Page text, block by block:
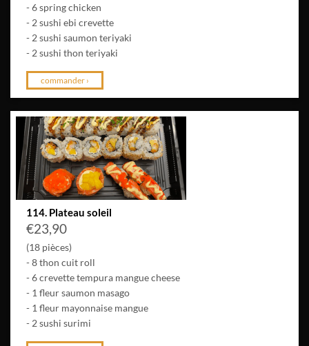
- 6 spring chicken
- 2 sushi ebi crevette
- 2 sushi saumon teriyaki
- 2 sushi thon teriyaki
commander ›
114. Plateau soleil
€23,90
(18 pièces)
- 8 thon cuit roll
- 6 crevette tempura mangue cheese
- 1 fleur saumon masago
- 1 fleur mayonnaise mangue
- 2 sushi surimi